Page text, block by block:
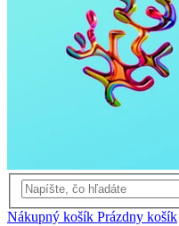
Nákupný košík Prázdny košík